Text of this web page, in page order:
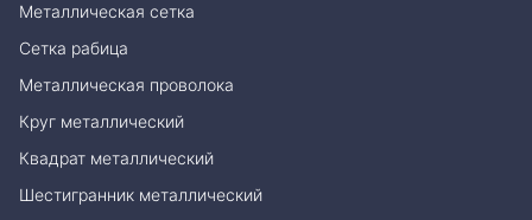
Металлическая сетка
Сетка рабица
Металлическая проволока
Круг металлический
Квадрат металлический
Шестигранник металлический